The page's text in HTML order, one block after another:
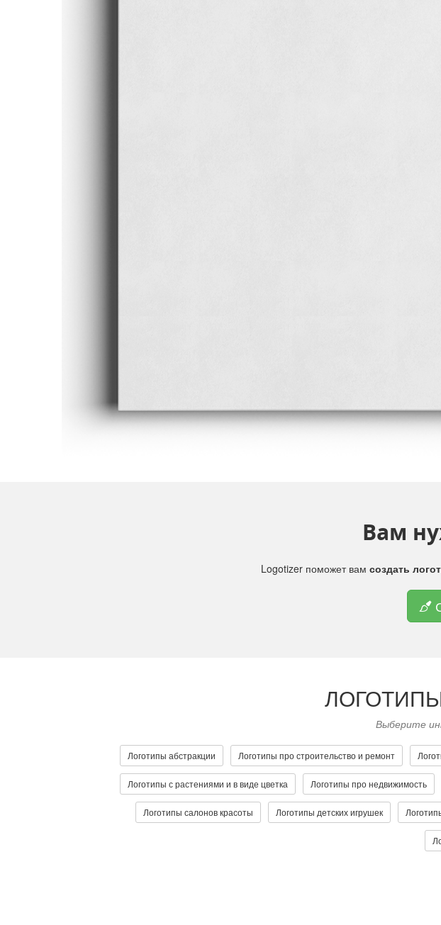
Вам
Logotizer поможет вам создать
Выберите
Логотипы абстракции Логотипы про строительство и ремонт
Логотипы с растениями и в виде цветка Логотипы про недвижимость
Логотипы салонов красоты Логотипы детских игрушек